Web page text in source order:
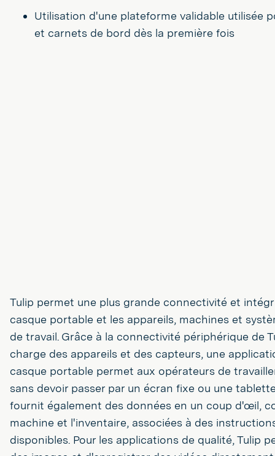
Utilisation d'une plateforme validable utilisée
et carnets de bord dès la première fois
Tulip permet une plus grande connectivité et
casque portable et les appareils, machines et
de travail. Grâce à la connectivité périphérique de
charge des appareils et des capteurs, une
casque portable permet aux opérateurs de
sans devoir passer par un écran fixe ou une
fournit également des données en un coup d'œil,
machine et l'inventaire, associées à des
disponibles. Pour les applications de qualité, Tulip